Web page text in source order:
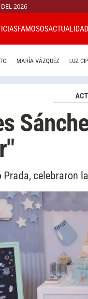
2026
FAMOSOSACTUALIDAD
MARÍA VÁZQUEZ LUZ
celebraron